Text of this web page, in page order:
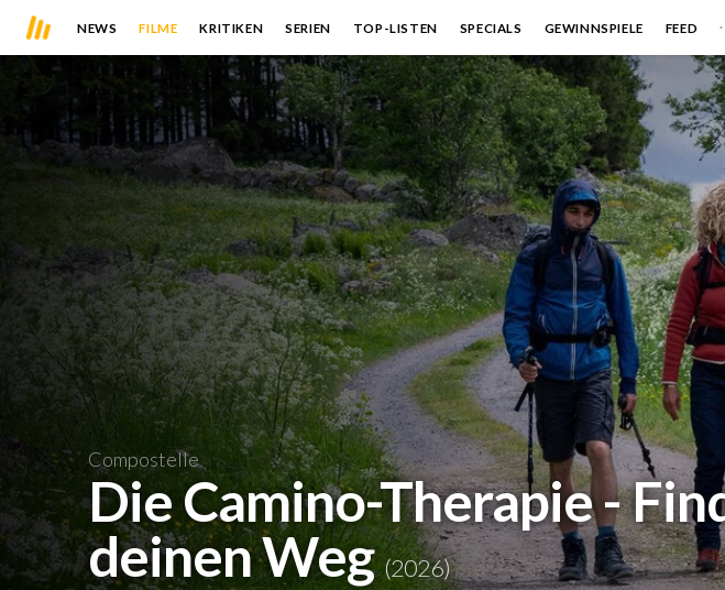
NEWS FILME KRITIKEN SERIEN TOP-LISTEN SPECIALS GEWINNSPIELE FEED
Compostelle
Die Camino-Therapie -
deinen Weg(2026)